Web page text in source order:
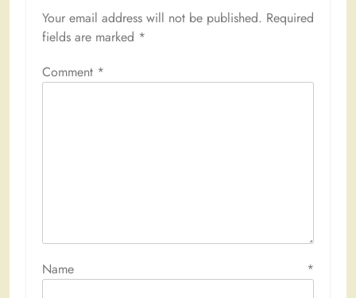
Your email address will not be published. Required
fields are marked *
Comment *
Name *